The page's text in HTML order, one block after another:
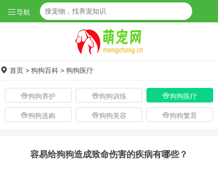
导航
首页 > 狗狗百科 > 狗狗医疗
狗狗养护 狗狗训练 狗狗医疗
狗狗选购 狗狗美容 狗狗繁育
容易给狗狗造成致命伤害的疾病有哪些？